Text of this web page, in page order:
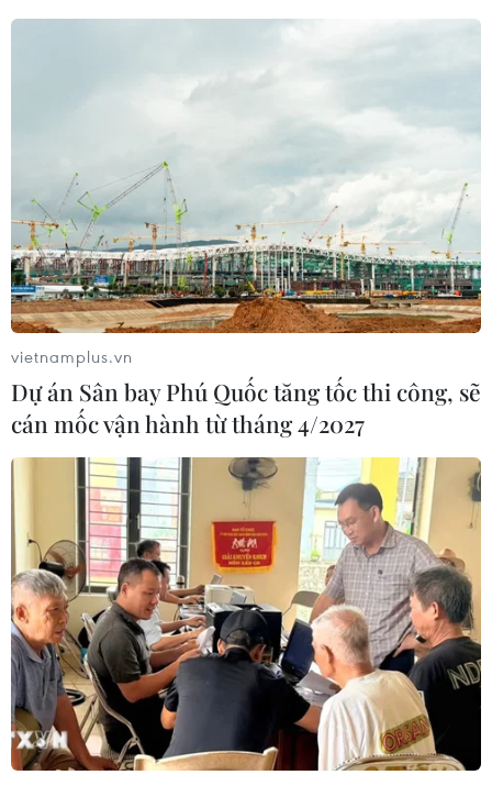
TIN CÙNG CHUYÊN MỤC
Chủ sân Azteca lỗ hơn 47 triệu USD vì
vietnamplus.vn
Dự án Sân bay Phú Quốc tăng tốc thi công, sẽ
cán mốc vận hành từ tháng 4/2027